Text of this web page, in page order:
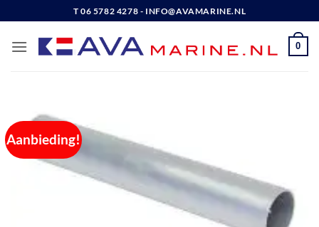
naar
inhoud
T 06 5782 4278 - INFO@AVAMARINE.NL
0
Aanbieding!